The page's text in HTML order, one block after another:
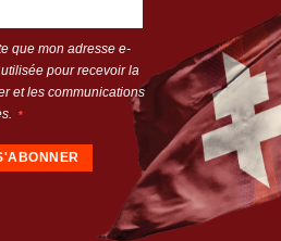
que mon adresse e-
pour recevoir la
et les communications